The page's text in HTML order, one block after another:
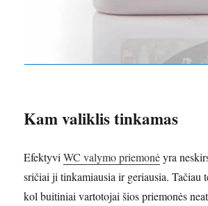
Kam valiklis tinkamas
EfektyviWC valymo priemonėyra
sričiai ji tinkamiausia ir geriausia. Tačiau
kol buitiniai vartotojai šios priemonės